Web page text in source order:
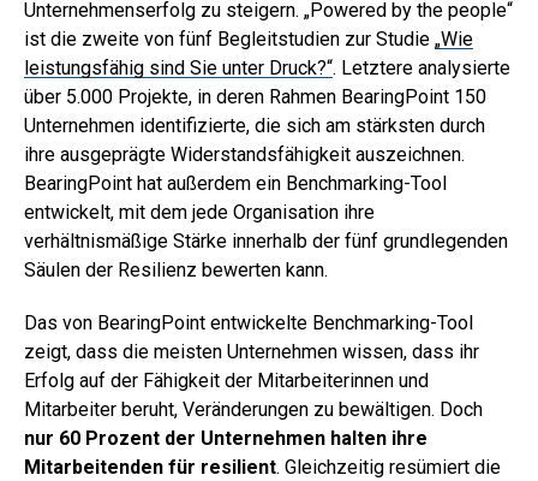
Unternehmenserfolg zu steigern. „Powered by the people“
ist die zweite von fünf Begleitstudien zur Studie „Wie
leistungsfähig sind Sie unter Druck?“. Letztere analysierte
über 5.000 Projekte, in deren Rahmen BearingPoint 150
Unternehmen identifizierte, die sich am stärksten durch
ihre ausgeprägte Widerstandsfähigkeit auszeichnen.
BearingPoint hat außerdem ein Benchmarking-Tool
entwickelt, mit dem jede Organisation ihre
verhältnismäßige Stärke innerhalb der fünf grundlegenden
Säulen der Resilienz bewerten kann.
Das von BearingPoint entwickelte Benchmarking-Tool
zeigt, dass die meisten Unternehmen wissen, dass ihr
Erfolg auf der Fähigkeit der Mitarbeiterinnen und
Mitarbeiter beruht, Veränderungen zu bewältigen. Doch
nur 60 Prozent der Unternehmen halten ihre
Mitarbeitenden für resilient. Gleichzeitig resümiert die